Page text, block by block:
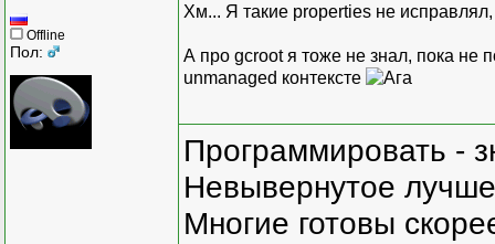
Offline
Пол:
Хм... Я такие properties не
А про gcroot я тоже не знал, пока не
unmanaged контексте
Программировать -
Невывернутое
Многие готовы